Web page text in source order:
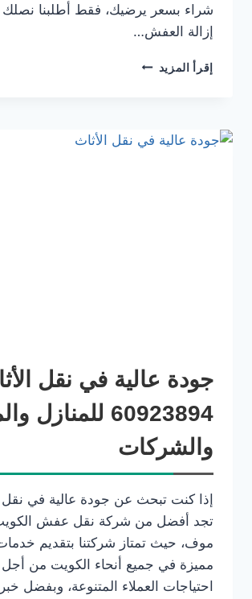
شراء بسعر يرضيك، فقط أطلبنا
إزالة العفش…
إقرأ المزيد
جودة عالية في نقل
60923894
والشركات
إذا كنت تبحث عن جودة عالية في نقل
تجد أفضل من شركة نقل عفش
موف، حيث تمتاز شركتنا بتقديم
مميزة في جميع أنحاء الكويت من أجل
احتياجات العملاء المتنوعة، وبفضل